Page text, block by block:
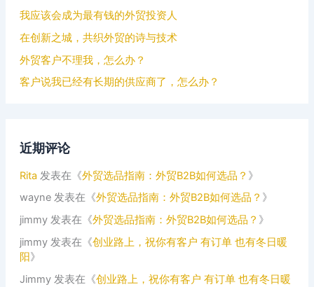
我应该会成为最有钱的外贸投资人
在创新之城，共织外贸的诗与技术
外贸客户不理我，怎么办？
客户说我已经有长期的供应商了，怎么办？
近期评论
Rita 发表在《外贸选品指南：外贸B2B如何选品？ 》
wayne发表在《外贸选品指南：外贸B2B如何选品？ 》
jimmy发表在《外贸选品指南：外贸B2B如何选品？ 》
jimmy发表在《创业路上，祝你有客户 有订单 也有冬日暖
阳》
Jimmy发表在《创业路上，祝你有客户 有订单 也有冬日暖